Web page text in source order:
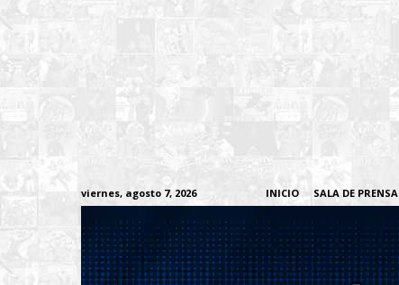
viernes, agosto 7, 2026 INICIO SALA DE PRENSA